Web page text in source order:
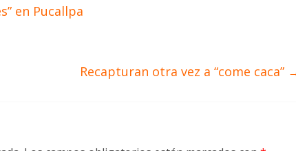
en Pucallpa
Recapturan otra vez a “come caca”